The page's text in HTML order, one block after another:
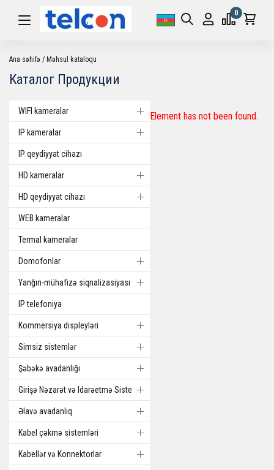
0
Ana səhifə Məhsul kataloqu
Каталог Продукции
WIFI kameralar
IP kameralar
IP qeydiyyat cihazı
HD kameralar
HD qeydiyyat cihazı
WEB kameralar
Termal kameralar
Domofonlar
Yanğın-mühafizə siqnalizasiyası
IP telefoniya
Kommersiya displeyləri
Simsiz sistemlər
Şəbəkə avadanlığı
Girişə Nəzarət və Idarəetmə Sistemi
Əlavə avadanlıq
Kabel çəkmə sistemləri
Kabellər və Konnektorlar
Element has not been found.